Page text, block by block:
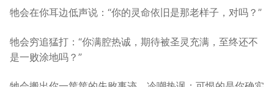
牠会在你耳边低声说：“你的灵命依旧是那老样子，对吗？”
牠会穷追猛打：“你满腔热诚，期待被圣灵充满，至终还不
是一败涂地吗？”